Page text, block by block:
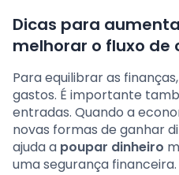
Dicas para
melhorar o fluxo de
Para equilibrar as
gastos. É importante
entradas. Quando a
novas formas de ganhar
ajuda a poupar dinheiro
uma segurança financeira.